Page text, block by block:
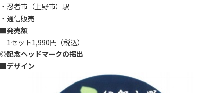
・忍者市（上野市）駅
・通信販売
■発売額
1セット1,990円（税込）
◎記念ヘッドマークの掲出
■デザイン